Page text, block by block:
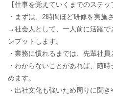
【仕事を覚えていくまでのステッ
・まずは、2時間ほど研修を実施
→社会人として、一人前に活躍で
ンプットします。
・業務に慣れるまでは、先輩社員
・わからないことがあれば、随
めます。
・出社文化も強いため周りに聞き